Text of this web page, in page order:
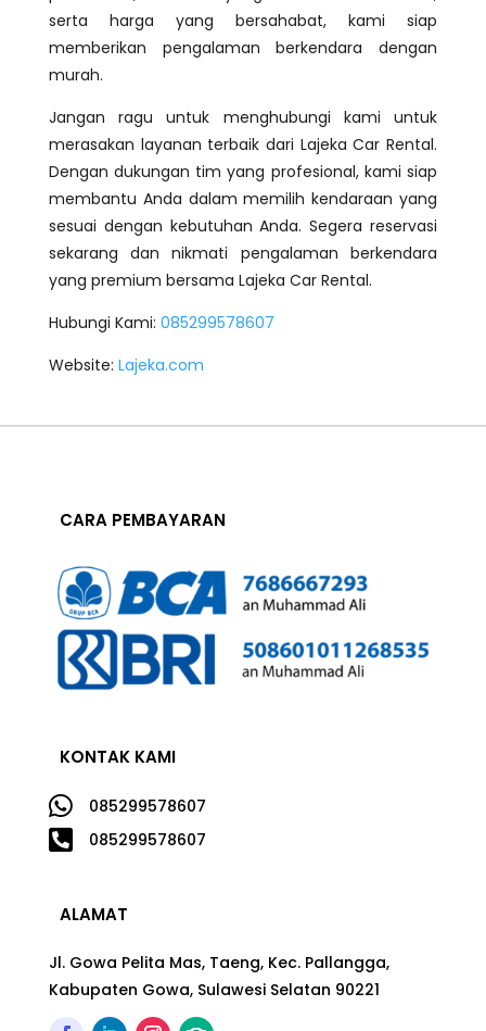
serta harga yang bersahabat, kami siap
memberikan pengalaman berkendara dengan
murah.
Jangan ragu untuk menghubungi kami untuk
merasakan layanan terbaik dari Lajeka Car Rental.
Dengan dukungan tim yang profesional, kami siap
membantu Anda dalam memilih kendaraan yang
sesuai dengan kebutuhan Anda. Segera reservasi
sekarang dan nikmati pengalaman berkendara
yang premium bersama Lajeka Car Rental.
Hubungi Kami: 085299578607
Website: Lajeka.com
CARA PEMBAYARAN
KONTAK KAMI
 085299578607
 085299578607
ALAMAT
Jl. Gowa Pelita Mas, Taeng, Kec. Pallangga,
Kabupaten Gowa, Sulawesi Selatan 90221